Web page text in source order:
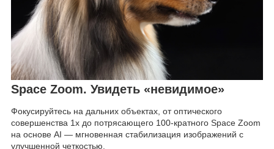
Space Zoom. Увидеть «невидимое»
Фокусируйтесь на дальних объектах, от оптического
совершенства 1x до потрясающего 100-кратного Space Zoom
на основе AI — мгновенная стабилизация изображений с
улучшенной четкостью.